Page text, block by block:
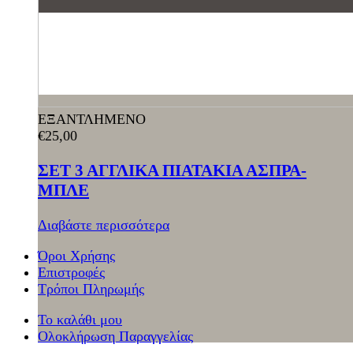
ΕΞΑΝΤΛΗΜΕΝΟ
€25,00
ΣΕΤ 3 ΑΓΓΛΙΚΑ ΠΙΑΤΑΚΙΑ ΑΣΠΡΑ-
ΜΠΛΕ
Διαβάστε περισσότερα
Όροι Χρήσης
Επιστροφές
Τρόποι Πληρωμής
Το καλάθι μου
Ολοκλήρωση Παραγγελίας